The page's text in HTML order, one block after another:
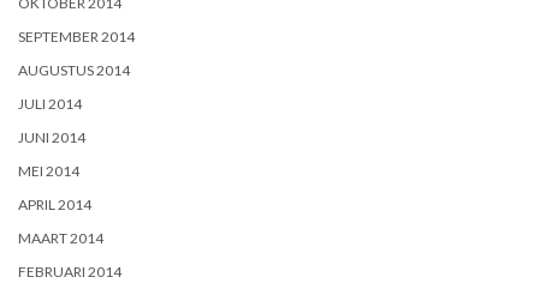
SEPTEMBER 2014
AUGUSTUS 2014
JULI 2014
JUNI 2014
MEI 2014
APRIL 2014
MAART 2014
FEBRUARI 2014